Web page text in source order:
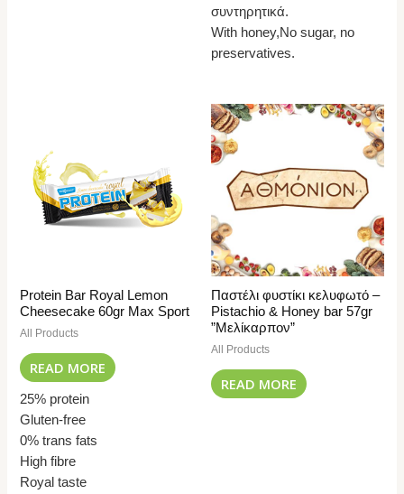
συντηρητικά.
With honey,No sugar, no
preservatives.
Protein Bar Royal Lemon
Cheesecake 60gr Max Sport
All Products
READ MORE
25% protein
Gluten-free
0% trans fats
High fibre
Royal taste
Παστέλι φυστίκι κελυφωτό –
Pistachio & Honey bar 57gr
”Μελίκαρπον”
All Products
READ MORE